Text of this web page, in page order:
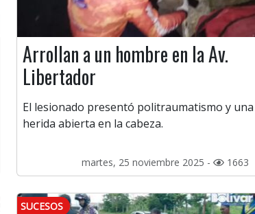
Arrollan a un hombre en la Av.
Libertador
El lesionado presentó politraumatismo y una
herida abierta en la cabeza.
martes, 25 noviembre 2025 - 1663
SUCESOS